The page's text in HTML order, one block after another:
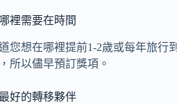
裡需要在時間
您想在哪裡提前1-2歲或每年旅行
所以儘早預訂獎項。
好的轉移夥伴